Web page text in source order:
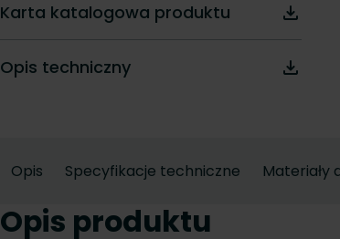
Karta katalogowa produktu
Opis techniczny
Opis Specyfikacje techniczne Materiały
Opis produktu